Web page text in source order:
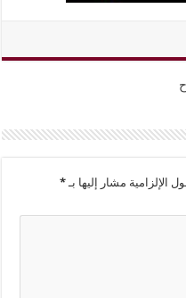
الإلزامية مشار إليها بـ*